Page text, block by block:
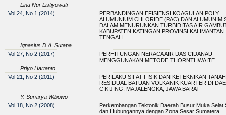
Lina Nur Listiyowati
Vol 24, No 1 (2014)
PERBANDINGAN EFISIENSI KOAGULAN POLY
ALUMUNIUM CHLORIDE (PAC) DAN ALUMUNIM
DALAM MENURUNKAN TURBIDITAS AIR
KABUPATEN KATINGAN PROVINSI KALIMANTAN
TENGAH
Ignasius D.A. Sutapa
Vol 27, No 2 (2017)
PERHITUNGAN NERACA AIR DAS CIDANAU
MENGGUNAKAN METODE THORNTHWAITE
Priyo Hartanto
Vol 21, No 2 (2011)
PERILAKU SIFAT FISIK DAN KETEKNIKAN TANAH
RESIDUAL BATUAN VOLKANIK KUARTER DI
CIKIJING, MAJALENGKA, JAWA BARAT
Y. Sunarya Wibowo
Vol 18, No 2 (2008)
Perkembangan Tektonik Daerah Busur Muka Selat
dan Hubungannya dengan Zona Sesar Sumatera